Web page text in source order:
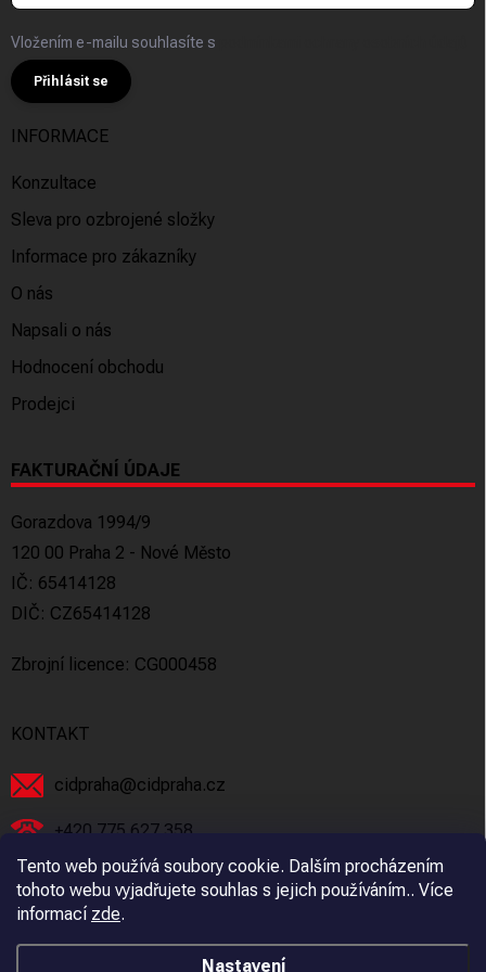
Tento web používá soubory cookie. Dalším procházením
tohoto webu vyjadřujete souhlas s jejich používáním.. Více
informací zde.
Nastavení
Vložením e-mailu souhlasíte s
Přihlásit se
INFORMACE
Konzultace
Sleva pro ozbrojené složky
Informace pro zákazníky
O nás
Napsali o nás
Hodnocení obchodu
Prodejci
FAKTURAČNÍ ÚDAJE
Gorazdova 1994/9
120 00 Praha 2 - Nové Město
IČ: 65414128
DIČ: CZ65414128
Zbrojní licence: CG000458
KONTAKT
cidpraha@cidpraha.cz
+420 775 627 358
Facebook
cidpraha_zbrane